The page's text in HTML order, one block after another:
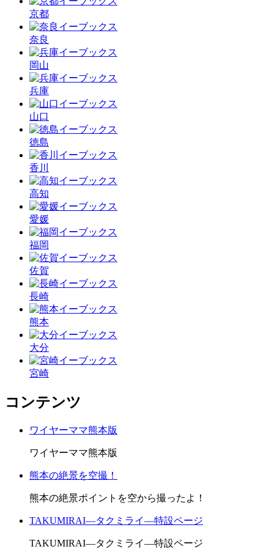
京都
奈良
岡山
兵庫
山口
徳島
香川
高知
愛媛
福岡
佐賀
長崎
熊本
大分
宮崎
コンテンツ
ワイヤーママ熊本版
ワイヤーママ熊本版
熊本の絶景を空撮！
熊本の絶景ポイントを空から撮ったよ！
TAKUMIRAI―タクミライ―特設ページ
TAKUMIRAI―タクミライ―特設ページ